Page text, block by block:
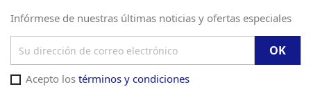
Infórmese de nuestras últimas noticias y ofertas especiales
Acepto los términos y condiciones